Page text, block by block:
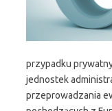
przypadku
jednostek
przeprowadzania